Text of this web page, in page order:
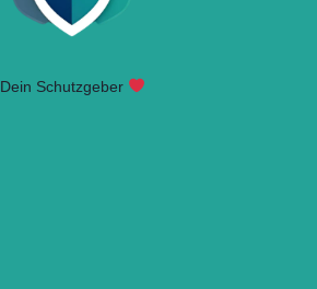
Dein Schutzgeber